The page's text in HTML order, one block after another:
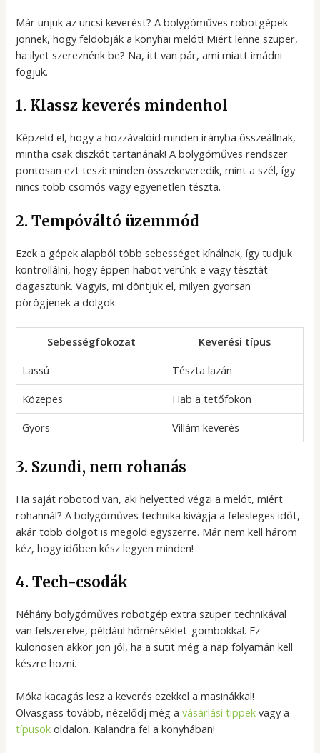
Már unjuk az uncsi keverést? A bolygóműves robotgépek
jönnek, hogy feldobják a konyhai melót! Miért lenne szuper,
ha ilyet szereznénk be? Na, itt van pár, ami miatt imádni
fogjuk.
1. Klassz keverés mindenhol
Képzeld el, hogy a hozzávalóid minden irányba összeállnak,
mintha csak diszkót tartanának! A bolygóműves rendszer
pontosan ezt teszi: minden összekeveredik, mint a szél, így
nincs több csomós vagy egyenetlen tészta.
2. Tempóváltó üzemmód
Ezek a gépek alapból több sebességet kínálnak, így tudjuk
kontrollálni, hogy éppen habot verünk-e vagy tésztát
dagasztunk. Vagyis, mi döntjük el, milyen gyorsan
pörögjenek a dolgok.
Sebességfokozat
Keverési típus
Lassú
Tészta lazán
Közepes
Hab a tetőfokon
Gyors
Villám keverés
3. Szundi, nem rohanás
Ha saját robotod van, aki helyetted végzi a melót, miért
rohannál? A bolygóműves technika kivágja a felesleges időt,
akár több dolgot is megold egyszerre. Már nem kell három
kéz, hogy időben kész legyen minden!
4. Tech-csodák
Néhány bolygóműves robotgép extra szuper technikával
van felszerelve, például hőmérséklet-gombokkal. Ez
különösen akkor jön jól, ha a sütit még a nap folyamán kell
készre hozni.
Móka kacagás lesz a keverés ezekkel a masinákkal!
Olvasgass tovább, nézelődj még avásárlási tippek vagy a
típusok oldalon. Kalandra fel a konyhában!